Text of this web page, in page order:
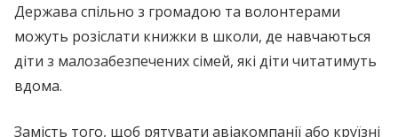
Держава спільно з громадою та волонтерами
можуть розіслати книжки в школи, де навчаються
діти з малозабезпечених сімей, які діти читатимуть
вдома.
Замість того, щоб рятувати авіакомпанії або круїзні